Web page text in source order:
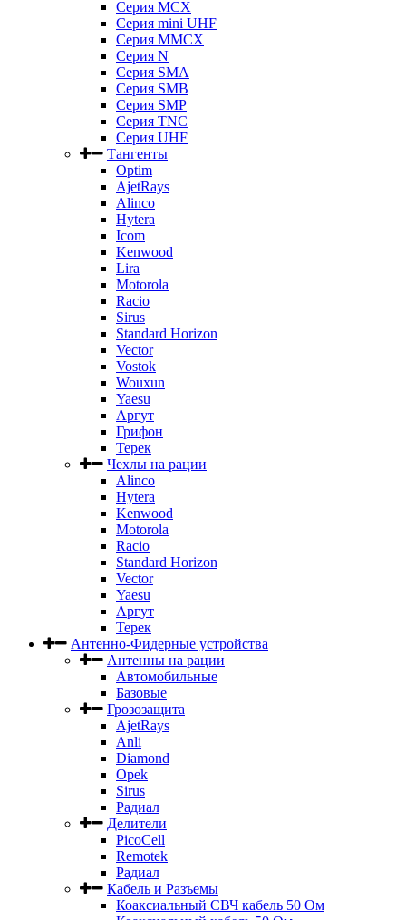
Серия MCX
Серия mini UHF
Серия MMCX
Серия N
Серия SMA
Серия SMB
Серия SMP
Серия TNC
Серия UHF
Тангенты
Optim
AjetRays
Alinco
Hytera
Icom
Kenwood
Lira
Motorola
Racio
Sirus
Standard Horizon
Vector
Vostok
Wouxun
Yaesu
Аргут
Грифон
Терек
Чехлы на рации
Alinco
Hytera
Kenwood
Motorola
Racio
Standard Horizon
Vector
Yaesu
Аргут
Терек
Антенно-Фидерные устройства
Антенны на рации
Автомобильные
Базовые
Грозозащита
AjetRays
Anli
Diamond
Opek
Sirus
Радиал
Делители
PicoCell
Remotek
Радиал
Кабель и Разъемы
Коаксиальный СВЧ кабель 50 Ом